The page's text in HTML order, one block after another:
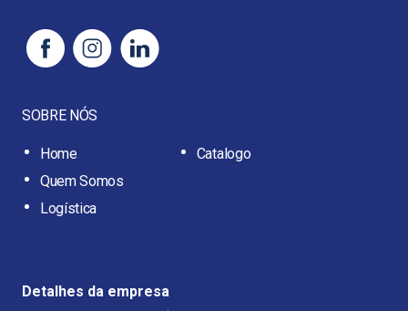
SOBRE NÓS
Home
Quem Somos
Logística
Catalogo
Detalhes da empresa